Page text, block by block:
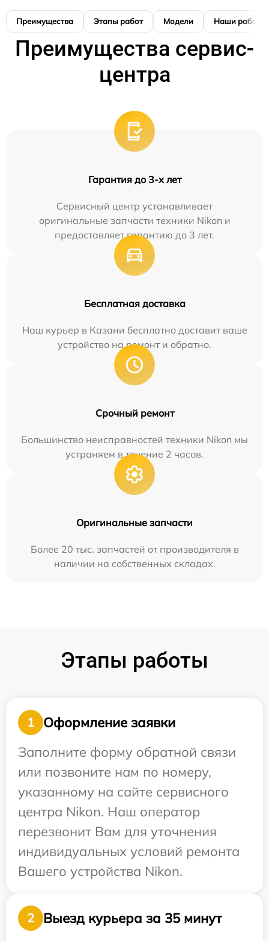
Преимущества Этапы работ Модели Наши работы
Преимущества сервис-
центра
Гарантия до 3-х лет
Сервисный центр устанавливает
оригинальные запчасти техники Nikon и
предоставляет гарантию до 3 лет.
Бесплатная доставка
Наш курьер в Казани бесплатно доставит ваше
устройство на ремонт и обратно.
Срочный ремонт
Большинство неисправностей техники Nikon мы
устраняем в течение 2 часов.
Оригинальные запчасти
Более 20 тыс. запчастей от производителя в
наличии на собственных складах.
Этапы работы
1
Оформление заявки
Заполните форму обратной связи
или позвоните нам по номеру,
указанному на сайте сервисного
центра Nikon. Наш оператор
перезвонит Вам для уточнения
индивидуальных условий ремонта
Вашего устройства Nikon.
2
Выезд курьера за 35 минут